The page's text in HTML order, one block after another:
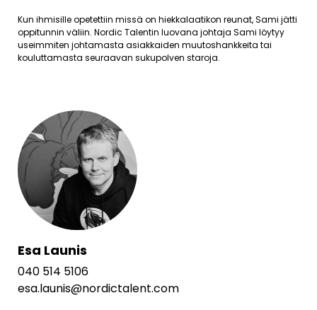
Kun ihmisille opetettiin missä on hiekkalaatikon reunat, Sami jätti
oppitunnin väliin. Nordic Talentin luovana johtaja Sami löytyy
useimmiten johtamasta asiakkaiden muutoshankkeita tai
kouluttamasta seuraavan sukupolven staroja.
Esa Launis
040 514 5106
esa.launis@nordictalent.com